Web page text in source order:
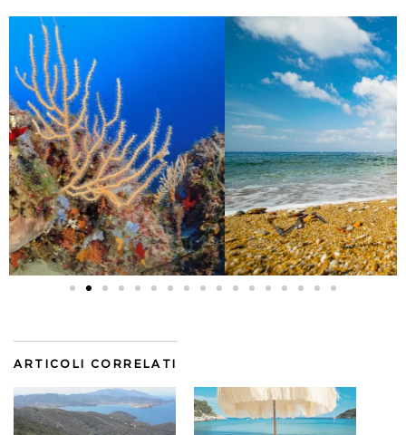
ARTICOLI CORRELATI